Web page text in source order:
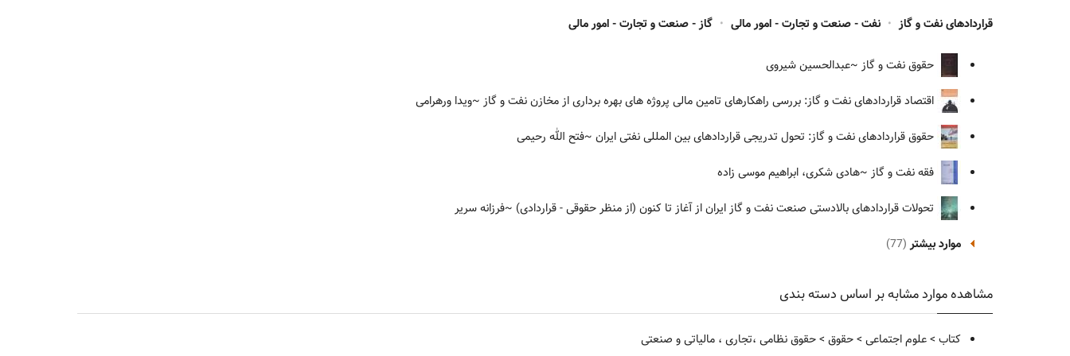
قراردادهای نفت و گاز • نفت - صنعت و تجارت - امور مالی • گاز - صنعت و تجارت - امور مالی
حقوق نفت و گاز ~عبدالحسین شیروی
اقتصاد قراردادهای نفت و گاز: بررسی راهکارهای تامین مالی پروژه های بهره برداری از مخازن نفت و گاز ~ویدا ورهرامی
حقوق قراردادهای نفت و گاز: تحول تدریجی قراردادهای بین المللی نفتی ایران ~فتح الله رحیمی
فقه نفت و گاز ~هادی شکری، ابراهیم موسی زاده
تحولات قراردادهای بالادستی صنعت نفت و گاز ایران از آغاز تا کنون (از منظر حقوقی - قراردادی) ~فرزانه سریر
موارد بیشتر (77)
مشاهده موارد مشابه بر اساس دسته بندی
کتاب >علوم اجتماعی >حقوق >حقوق نظامی ،تجاری ، مالیاتی و صنعتی